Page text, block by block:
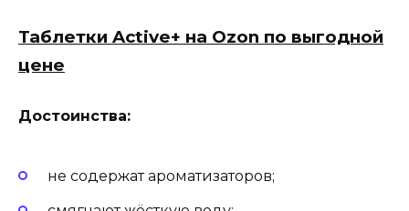
Таблетки Active+ на Ozon по выгодной
цене
Достоинства:
не содержат ароматизаторов;